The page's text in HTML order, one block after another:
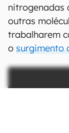
nitrogenadas
outras
trabalharem
o surgimento